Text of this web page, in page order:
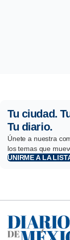
Tu ciudad.
Tu diario.
Únete a nuestra
los temas que
UNIRME A LA